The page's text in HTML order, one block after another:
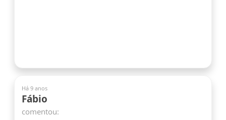
Há 9 anos
Fábio
comentou: